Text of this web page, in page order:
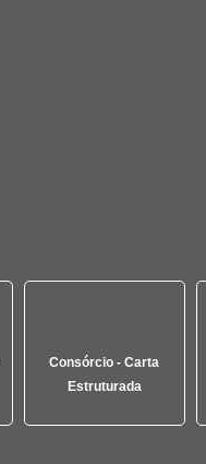
Consórcio - Carta
Estruturada